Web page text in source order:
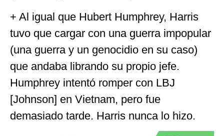
+ Al igual que Hubert Humphrey, Harris
tuvo que cargar con una guerra impopular
(una guerra y un genocidio en su caso)
que andaba librando su propio jefe.
Humphrey intentó romper con LBJ
[Johnson] en Vietnam, pero fue
demasiado tarde. Harris nunca lo hizo.